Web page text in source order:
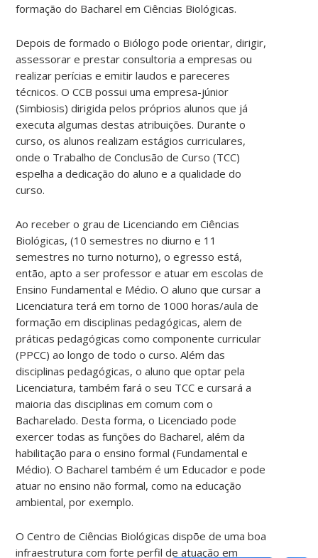
formação do Bacharel em Ciências Biológicas.
Depois de formado o Biólogo pode orientar, dirigir,
assessorar e prestar consultoria a empresas ou
realizar perícias e emitir laudos e pareceres
técnicos. O CCB possui uma empresa-júnior
(Simbiosis) dirigida pelos próprios alunos que já
executa algumas destas atribuições. Durante o
curso, os alunos realizam estágios curriculares,
onde o Trabalho de Conclusão de Curso (TCC)
espelha a dedicação do aluno e a qualidade do
curso.
Ao receber o grau de Licenciando em Ciências
Biológicas, (10 semestres no diurno e 11
semestres no turno noturno), o egresso está,
então, apto a ser professor e atuar em escolas de
Ensino Fundamental e Médio. O aluno que cursar a
Licenciatura terá em torno de 1000 horas/aula de
formação em disciplinas pedagógicas, alem de
práticas pedagógicas como componente curricular
(PPCC) ao longo de todo o curso. Além das
disciplinas pedagógicas, o aluno que optar pela
Licenciatura, também fará o seu TCC e cursará a
maioria das disciplinas em comum com o
Bacharelado. Desta forma, o Licenciado pode
exercer todas as funções do Bacharel, além da
habilitação para o ensino formal (Fundamental e
Médio). O Bacharel também é um Educador e pode
atuar no ensino não formal, como na educação
ambiental, por exemplo.
O Centro de Ciências Biológicas dispõe de uma boa
infraestrutura com forte perfil de atuação em